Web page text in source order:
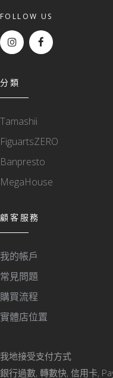
FOLLOW US
分類
Tamashii
FiguartsZERO
Banpresto
MegaHouse
顧客服務
我的帳戶
常見問題
購買流程
實體店位置
我地接受支付方式
銀行過數, 轉數快, 信用卡,